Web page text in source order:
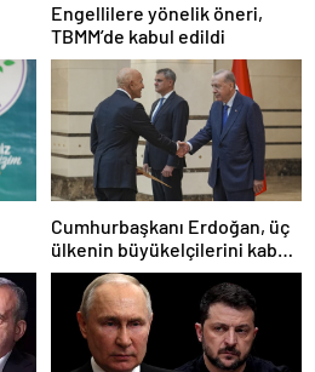
Engellilere yönelik öneri,
TBMM’de kabul edildi
Cumhurbaşkanı Erdoğan, üç
ülkenin büyükelçilerini kabul
etti